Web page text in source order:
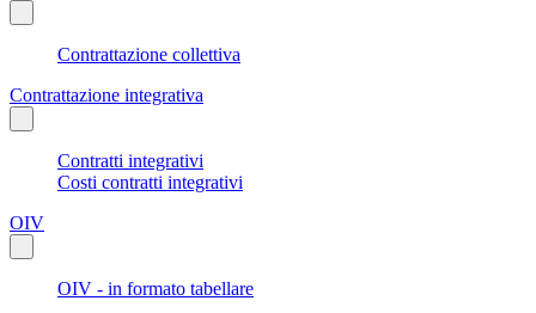
Contrattazione collettiva
Contrattazione integrativa
Contratti integrativi
Costi contratti integrativi
OIV
OIV - in formato tabellare